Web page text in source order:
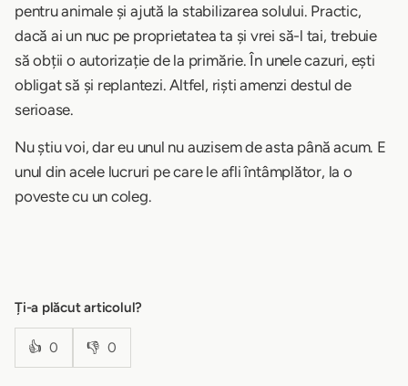
pentru animale și ajută la stabilizarea solului. Practic,
dacă ai un nuc pe proprietatea ta și vrei să-l tai, trebuie
să obții o autorizație de la primărie. În unele cazuri, ești
obligat să și replantezi. Altfel, riști amenzi destul de
serioase.
Nu știu voi, dar eu unul nu auzisem de asta până acum. E
unul din acele lucruri pe care le afli întâmplător, la o
poveste cu un coleg.
Ți-a plăcut articolul?
👍 0 👎 0